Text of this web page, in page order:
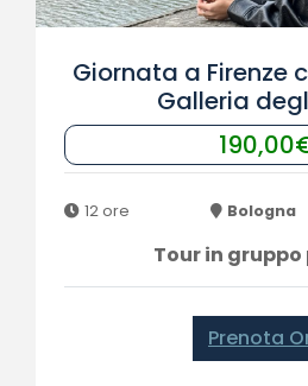
Giornata a Firenze
Galleria
12 ore Bologna
Tour in
Prenota